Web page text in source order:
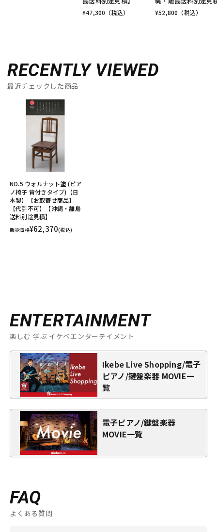
¥47,300 （税込） ¥52,800 （税込）
RECENTLY VIEWED
最近チェックした商品
NO.5 ウォルナット塗 (ピア
ノ椅子 背付きタイプ)【日
本製】【お取寄せ商品】
【代引不可】【沖縄・離島
送料別途見積】
販売価格¥62,370(税込)
ENTERTAINMENT
楽しむ 学ぶ イケベエンターテイメント
Ikebe Live Shopping/電子
ピアノ/鍵盤楽器 MOVIE一
覧
電子ピアノ/鍵盤楽器
MOVIE一覧
FAQ
よくある質問